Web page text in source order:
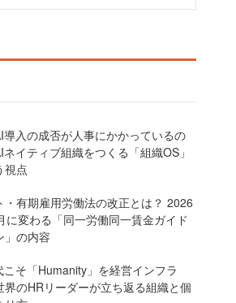
導入の成否が人事にかかっているの
イティブ組織をつくる「組織OS」
視点
・有期雇用労働法の改正とは？ 2026
に変わる「同一労働同一賃金ガイド
」の内容
こそ「Humanity」を経営インフラ
のHRリーダーが立ち返る組織と個